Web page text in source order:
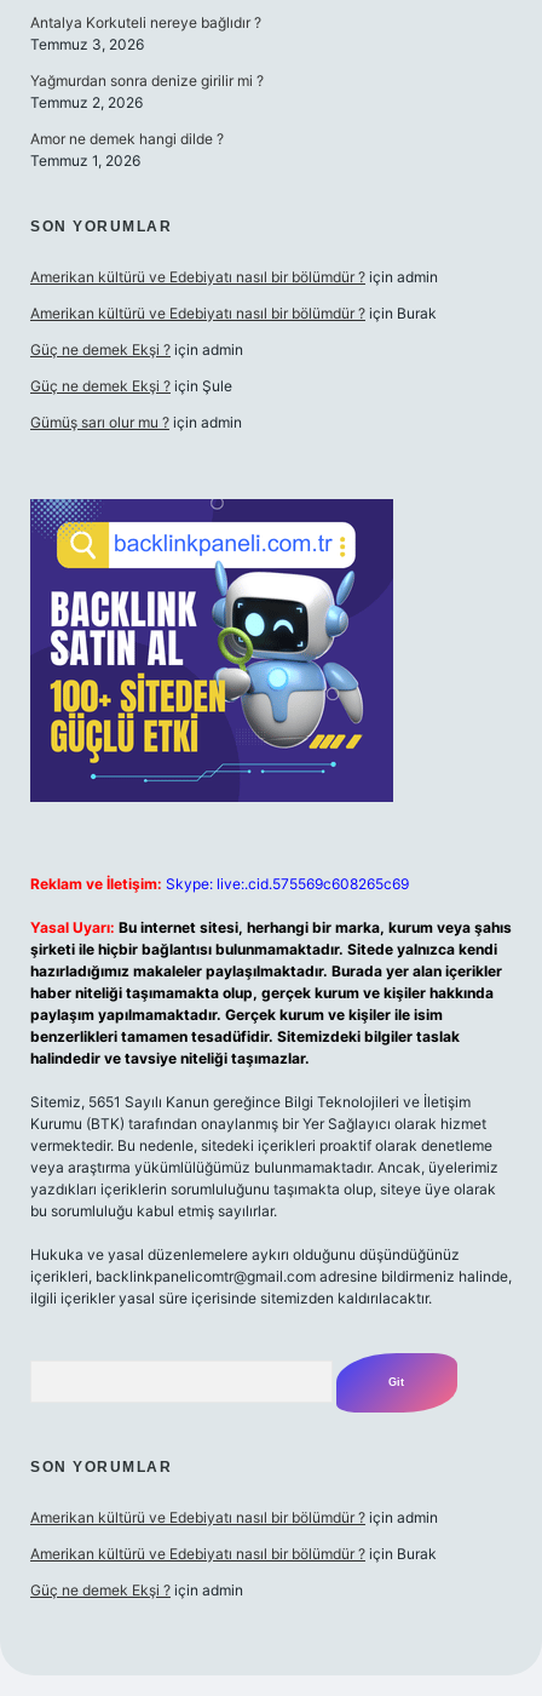
Antalya Korkuteli nereye bağlıdır ?
Temmuz 3, 2026
Yağmurdan sonra denize girilir mi ?
Temmuz 2, 2026
Amor ne demek hangi dilde ?
Temmuz 1, 2026
SON YORUMLAR
Amerikan kültürü ve Edebiyatı nasıl bir bölümdür ? için admin
Amerikan kültürü ve Edebiyatı nasıl bir bölümdür ? için Burak
Güç ne demek Ekşi ? için admin
Güç ne demek Ekşi ? için Şule
Gümüş sarı olur mu ? için admin
Reklam ve İletişim: Skype: live:.cid.575569c608265c69
Yasal Uyarı: Bu internet sitesi, herhangi bir marka, kurum veya şahıs
şirketi ile hiçbir bağlantısı bulunmamaktadır. Sitede yalnızca kendi
hazırladığımız makaleler paylaşılmaktadır. Burada yer alan içerikler
haber niteliği taşımamakta olup, gerçek kurum ve kişiler hakkında
paylaşım yapılmamaktadır. Gerçek kurum ve kişiler ile isim
benzerlikleri tamamen tesadüfidir. Sitemizdeki bilgiler taslak
halindedir ve tavsiye niteliği taşımazlar.
Sitemiz, 5651 Sayılı Kanun gereğince Bilgi Teknolojileri ve İletişim
Kurumu (BTK) tarafından onaylanmış bir Yer Sağlayıcı olarak hizmet
vermektedir. Bu nedenle, sitedeki içerikleri proaktif olarak denetleme
veya araştırma yükümlülüğümüz bulunmamaktadır. Ancak, üyelerimiz
yazdıkları içeriklerin sorumluluğunu taşımakta olup, siteye üye olarak
bu sorumluluğu kabul etmiş sayılırlar.
Hukuka ve yasal düzenlemelere aykırı olduğunu düşündüğünüz
içerikleri, backlinkpanelicomtr@gmail.com adresine bildirmeniz halinde,
ilgili içerikler yasal süre içerisinde sitemizden kaldırılacaktır.
SON YORUMLAR
Amerikan kültürü ve Edebiyatı nasıl bir bölümdür ? için admin
Amerikan kültürü ve Edebiyatı nasıl bir bölümdür ? için Burak
Güç ne demek Ekşi ? için admin